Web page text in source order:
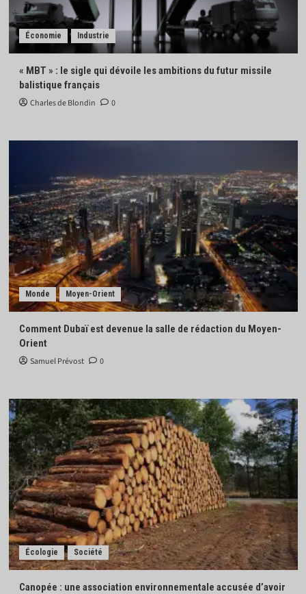
Économie Industrie
« MBT » : le sigle qui dévoile les ambitions du futur missile
balistique français
Charles de Blondin 0
Monde Moyen-Orient
Comment Dubaï est devenue la salle de rédaction du Moyen-
Orient
Samuel Prévost 0
Écologie Société
Canopée : une association environnementale accusée d’avoir